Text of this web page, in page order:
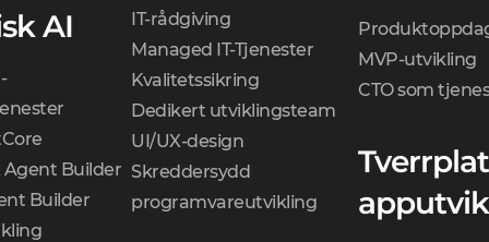
AI
Agent Builder
Builder
IT-rådgiving
Managed IT-Tjenester
Kvalitetssikring
Dedikert utviklingsteam
UI/UX-design
Skreddersydd
programvareutvikling
MVP-utvikling
CTO som